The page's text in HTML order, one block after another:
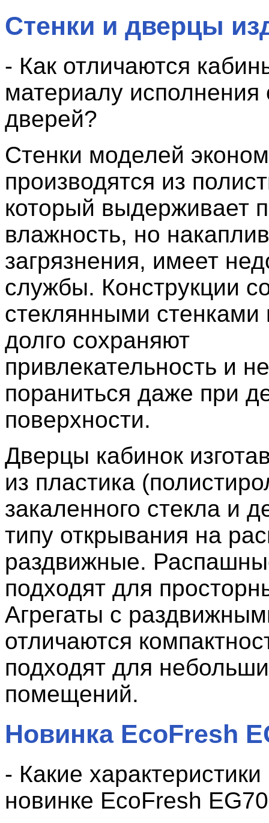
Стенки и дверцы
- Как отличаются
материалу исполнения
дверей?
Стенки моделей
производятся из
который выдерживает
влажность, но
загрязнения, имеет
службы. Конструкции
стеклянными стенками
долго сохраняют
привлекательность и
пораниться даже при
поверхности.
Дверцы кабинок
из пластика
закаленного стекла и
типу открывания на
раздвижные.
подходят для
Агрегаты с
отличаются
подходят для
помещений.
Новинка EcoFresh
- Какие
новинке EcoFresh